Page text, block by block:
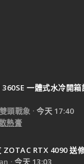
一體式水冷開
頭戰象
今天 17:40
熱膏
ZOTAC RTX 4090 送
今天 13:03